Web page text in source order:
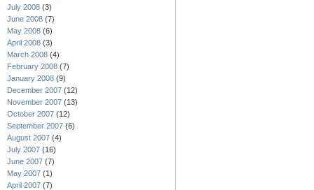
July 2008 (3)
June 2008 (7)
May 2008 (6)
April 2008 (3)
March 2008 (4)
February 2008 (7)
January 2008 (9)
December 2007 (12)
November 2007 (13)
October 2007 (12)
September 2007 (6)
August 2007 (4)
July 2007 (16)
June 2007 (7)
May 2007 (1)
April 2007 (7)